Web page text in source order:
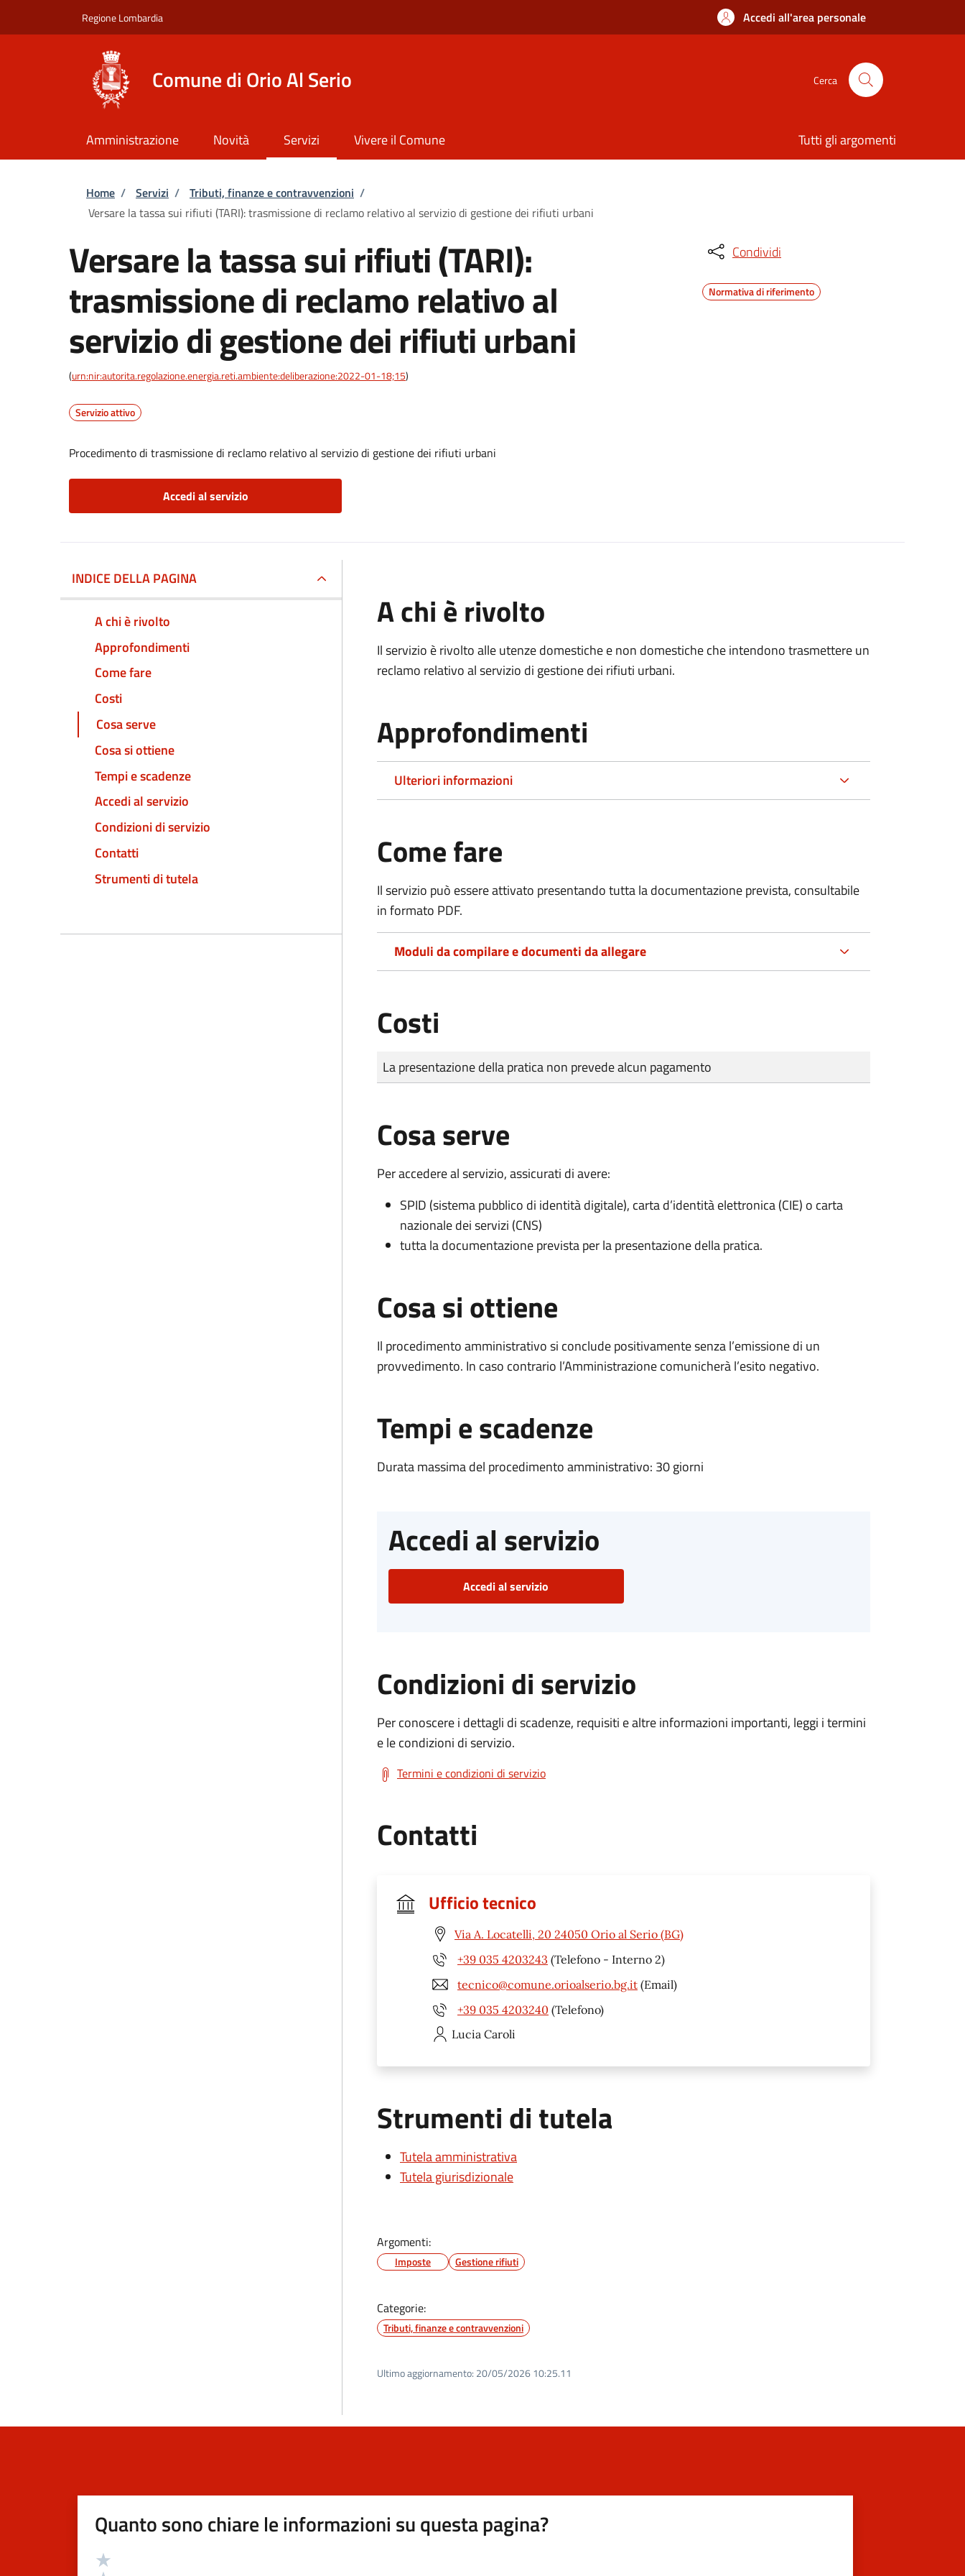
Regione Lombardia Accedi all'area personale
Comune di Orio Al Serio Cerca
Amministrazione Novità Servizi Vivere il Comune Tutti gli argomenti
Briciole di pane
Home / Servizi / Tributi, finanze e contravvenzioni /
Versare la tassa sui rifiuti (TARI): trasmissione di reclamo relativo al servizio di gestione dei rifiuti urbani
Versare la tassa sui rifiuti (TARI):
trasmissione di reclamo relativo al
servizio di gestione dei rifiuti urbani
(urn:nir:autorita.regolazione.energia.reti.ambiente:deliberazione:2022-01-18;15)
Servizio attivo
Procedimento di trasmissione di reclamo relativo al servizio di gestione dei rifiuti urbani
Accedi al servizio
Condividi
Normativa di riferimento
INDICE DELLA PAGINA
A chi è rivolto
Approfondimenti
Come fare
Costi
Cosa serve
Cosa si ottiene
Tempi e scadenze
Accedi al servizio
Condizioni di servizio
Contatti
Strumenti di tutela
A chi è rivolto
Il servizio è rivolto alle utenze domestiche e non domestiche che intendono trasmettere un
reclamo relativo al servizio di gestione dei rifiuti urbani.
Approfondimenti
Ulteriori informazioni
Come fare
Il servizio può essere attivato presentando tutta la documentazione prevista, consultabile
in formato PDF.
Moduli da compilare e documenti da allegare
Costi
Tipo di pagamento
Importo
La presentazione della pratica non prevede alcun pagamento
Cosa serve
Per accedere al servizio, assicurati di avere:
SPID (sistema pubblico di identità digitale), carta d’identità elettronica (CIE) o carta
nazionale dei servizi (CNS)
tutta la documentazione prevista per la presentazione della pratica.
Cosa si ottiene
Il procedimento amministrativo si conclude positivamente senza l’emissione di un
provvedimento. In caso contrario l’Amministrazione comunicherà l’esito negativo.
Tempi e scadenze
Durata massima del procedimento amministrativo: 30 giorni
Accedi al servizio
Accedi al servizio
Condizioni di servizio
Per conoscere i dettagli di scadenze, requisiti e altre informazioni importanti, leggi i termini
e le condizioni di servizio.
Termini e condizioni di servizio
Contatti
Ufficio tecnico
Via A. Locatelli, 20 24050 Orio al Serio (BG)
+39 035 4203243 (Telefono - Interno 2)
tecnico@comune.orioalserio.bg.it (Email)
+39 035 4203240 (Telefono)
Lucia Caroli
Strumenti di tutela
Tutela amministrativa
Tutela giurisdizionale
Argomenti:
Imposte Gestione rifiuti
Categorie:
Tributi, finanze e contravvenzioni
Ultimo aggiornamento: 20/05/2026 10:25.11
Quanto sono chiare le informazioni su questa pagina?
Valutazione